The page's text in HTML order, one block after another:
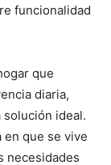
funcionalidad
que
diaria,
ideal.
en que se vive
necesidades